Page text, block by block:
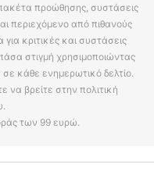
προώθησης, συστάσεις
περιεχόμενο από πιθανούς
κριτικές και συστάσεις
στιγμή χρησιμοποιώντας
κάθε ενημερωτικό δελτίο.
να βρείτε στην πολιτική
των 99 ευρώ.